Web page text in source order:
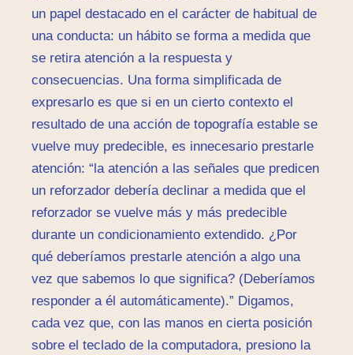
un papel destacado en el carácter de habitual de
una conducta: un hábito se forma a medida que
se retira atención a la respuesta y
consecuencias. Una forma simplificada de
expresarlo es que si en un cierto contexto el
resultado de una acción de topografía estable se
vuelve muy predecible, es innecesario prestarle
atención: “la atención a las señales que predicen
un reforzador debería declinar a medida que el
reforzador se vuelve más y más predecible
durante un condicionamiento extendido. ¿Por
qué deberíamos prestarle atención a algo una
vez que sabemos lo que significa? (Deberíamos
responder a él automáticamente).” Digamos,
cada vez que, con las manos en cierta posición
sobre el teclado de la computadora, presiono la